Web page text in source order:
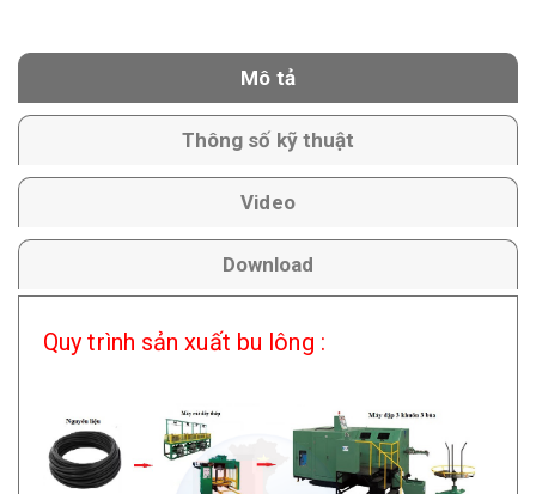
Mô tả
Thông số kỹ thuật
Video
Download
Quy trình sản xuất bu lông :